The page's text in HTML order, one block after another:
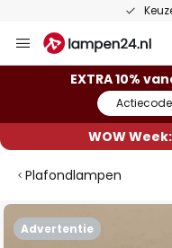
naar
EXTRA 10%
WOW Week:
Plafondlampen
Advertentie
Ga
naar